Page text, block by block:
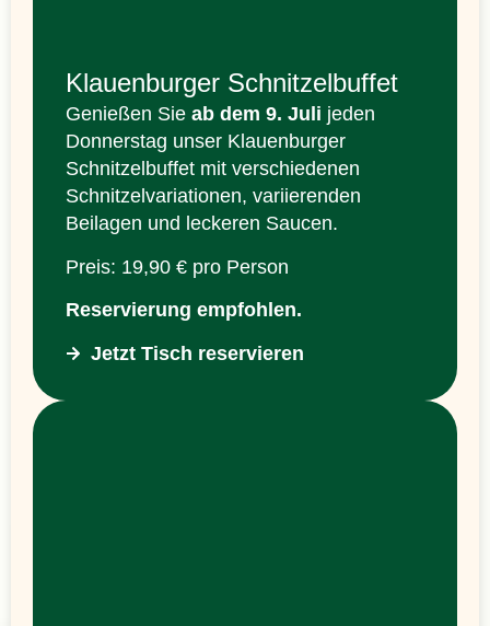
Klauenburger Schnitzelbuffet
Genießen Sie ab dem 9. Juli jeden
Donnerstag unser Klauenburger
Schnitzelbuffet mit verschiedenen
Schnitzelvariationen, variierenden
Beilagen und leckeren Saucen.
Preis: 19,90 € pro Person
Reservierung empfohlen.
Jetzt Tisch reservieren